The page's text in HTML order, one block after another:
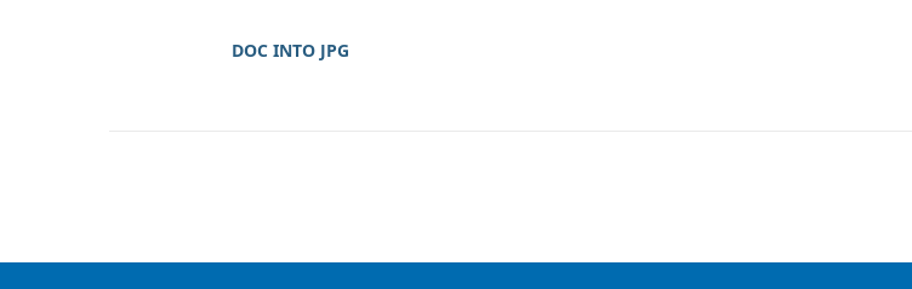
DOC INTO JPG